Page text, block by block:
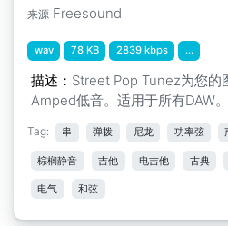
来源 Freesound
wav 78 KB 2839 kbps ...
描述： Street Pop Tunez为您的
Amped低音。适用于所有DAW。
Tag: 串 弹拨 尼龙 功率弦
棕榈静音 吉他 电吉他 古典
电气 和弦